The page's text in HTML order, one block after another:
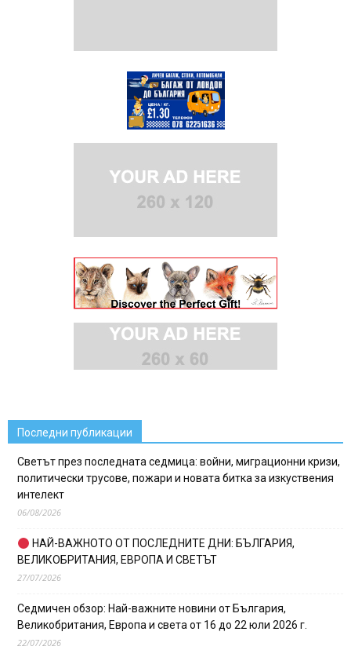
Последни публикации
Светът през последната седмица: войни, миграционни кризи,
политически трусове, пожари и новата битка за изкуствения
интелект
06/08/2026
НАЙ-ВАЖНОТО ОТ ПОСЛЕДНИТЕ ДНИ: БЪЛГАРИЯ,
ВЕЛИКОБРИТАНИЯ, ЕВРОПА И СВЕТЪТ
27/07/2026
Седмичен обзор: Най-важните новини от България,
Великобритания, Европа и света от 16 до 22 юли 2026 г.
22/07/2026